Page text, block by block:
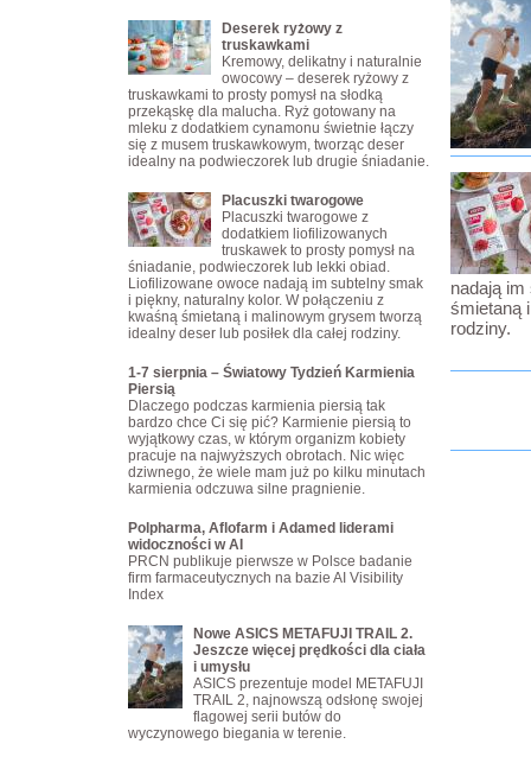
nadają im
śmietaną
rodziny.
Deserek ryżowy z
truskawkami
Kremowy, delikatny i naturalnie
owocowy – deserek ryżowy z
truskawkami to prosty pomysł na słodką
przekąskę dla malucha. Ryż gotowany na
mleku z dodatkiem cynamonu świetnie łączy
się z musem truskawkowym, tworząc deser
idealny na podwieczorek lub drugie śniadanie.
Placuszki twarogowe
Placuszki twarogowe z
dodatkiem liofilizowanych
truskawek to prosty pomysł na
śniadanie, podwieczorek lub lekki obiad.
Liofilizowane owoce nadają im subtelny smak
i piękny, naturalny kolor. W połączeniu z
kwaśną śmietaną i malinowym grysem tworzą
idealny deser lub posiłek dla całej rodziny.
1-7 sierpnia – Światowy Tydzień Karmienia
Piersią
Dlaczego podczas karmienia piersią tak
bardzo chce Ci się pić? Karmienie piersią to
wyjątkowy czas, w którym organizm kobiety
pracuje na najwyższych obrotach. Nic więc
dziwnego, że wiele mam już po kilku minutach
karmienia odczuwa silne pragnienie.
Polpharma, Aflofarm i Adamed liderami
widoczności w AI
PRCN publikuje pierwsze w Polsce badanie
firm farmaceutycznych na bazie AI Visibility
Index
Nowe ASICS METAFUJI TRAIL 2.
Jeszcze więcej prędkości dla ciała
i umysłu
ASICS prezentuje model METAFUJI
TRAIL 2, najnowszą odsłonę swojej
flagowej serii butów do
wyczynowego biegania w terenie.